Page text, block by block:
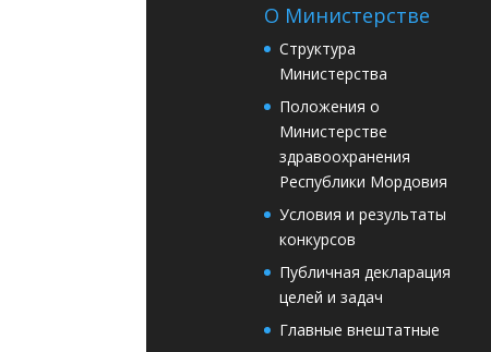
О Министерстве
Структура
Министерства
Положения о
Министерстве
здравоохранения
Республики Мордовия
Условия и результаты
конкурсов
Публичная декларация
целей и задач
Главные внештатные